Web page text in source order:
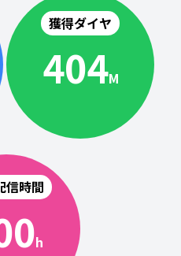
獲得ダイヤ
404M
信時間
h